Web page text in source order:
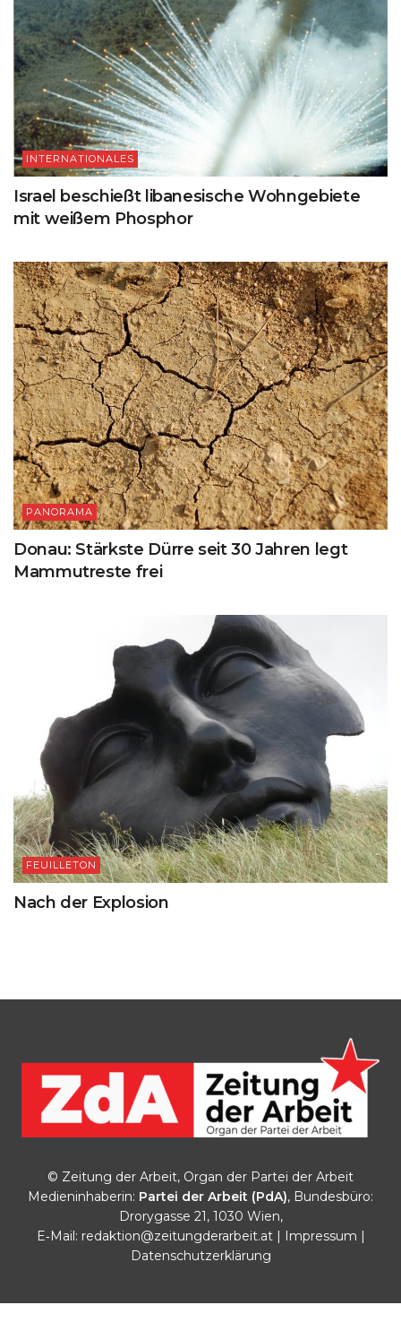
INTERNATIONALES
Israel beschießt libanesische Wohngebiete
mit weißem Phosphor
PANORAMA
Donau: Stärkste Dürre seit 30 Jahren legt
Mammutreste frei
FEUILLETON
Nach der Explosion
© Zeitung der Arbeit, Organ der Partei der Arbeit
Medieninhaberin: Partei der Arbeit (PdA), Bundesbüro:
Drorygasse 21, 1030 Wien,
E‑Mail: redaktion@zeitungderarbeit.at| Impressum |
Datenschutzerklärung